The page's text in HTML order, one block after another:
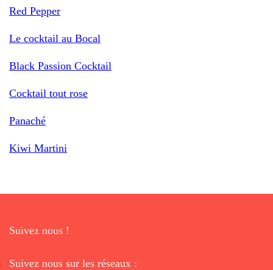
Red Pepper
Le cocktail au Bocal
Black Passion Cocktail
Cocktail tout rose
Panaché
Kiwi Martini
Suivez nous !
Suivez nous sur les réseaux :